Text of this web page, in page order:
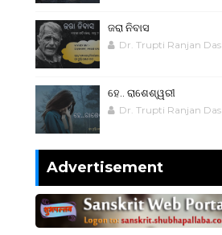
ଜରା ନିବାସ
Dr. Trupti Ranjan Das
ହେ.. ରାଶେଶ୍ୱରୀ
Dr. Trupti Ranjan Das
Advertisement